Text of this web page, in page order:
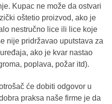
Kupac ne može da ostvari
oštetio proizvod, ako je
nestručno lice ili lice koje
nije pridržavao uputstava za
ako je kvar nastao
poplava, požar itd).
će dobiti odgovor u
praksa naše firme je da